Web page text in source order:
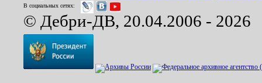
В социальных сетях:
© Дебри-ДВ, 20.04.2006 - 2026